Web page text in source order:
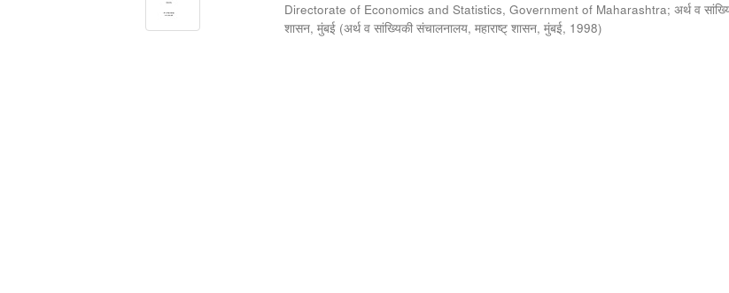
Directorate of Economics and Statistics, Government of Maharashtra;अर्थ व
शासन, मुंबई (अर्थ व सांख्यिकी संचालनालय, महाराष्ट् शासन, मुंबई, 1998)